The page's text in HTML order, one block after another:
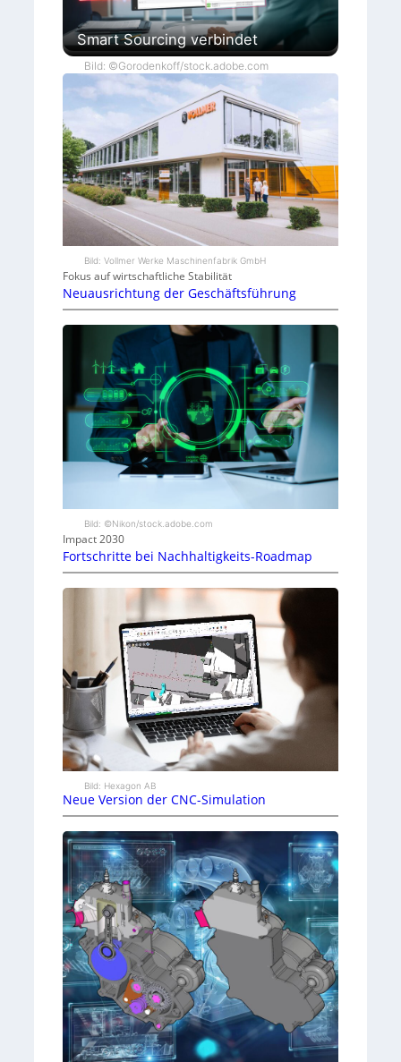
Smart Sourcing verbindet
Bild: ©Gorodenkoff/stock.adobe.com
Bild: Vollmer Werke Maschinenfabrik GmbH
Fokus auf wirtschaftliche Stabilität
Neuausrichtung der Geschäftsführung
Bild: ©Nikon/stock.adobe.com
Impact 2030
Fortschritte bei Nachhaltigkeits-Roadmap
Bild: Hexagon AB
Neue Version der CNC-Simulation